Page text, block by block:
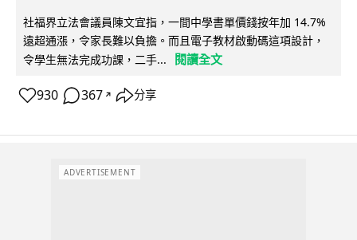
社福界立法會議員陳文宜指，一間中學書單價錢按年加 14.7%
遠超通漲，令家長難以負擔。而且電子教材啟動碼這項設計，
令學生無法完成功課，二手...
閱讀全文
930 367 ↗ 分享
ADVERTISEMENT